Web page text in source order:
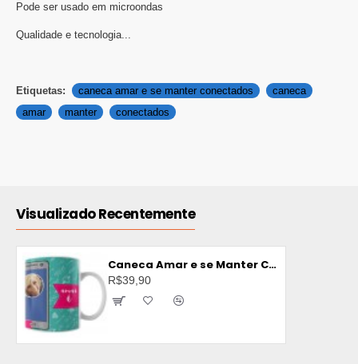
Pode ser usado em microondas
Qualidade e tecnologia...
Etiquetas: caneca amar e se manter conectados
caneca
amar
manter conectados
Visualizado Recentemente
Caneca Amar e se Manter Conectados
R$39,90